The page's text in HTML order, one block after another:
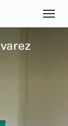
varez